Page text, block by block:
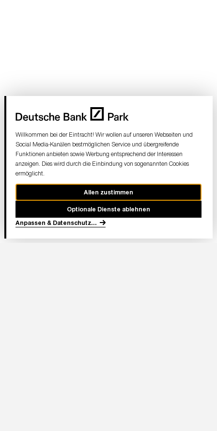
Willkommen bei der Eintracht! Wir wollen auf unseren Webseiten und
Social Media-Kanälen bestmöglichen Service und übergreifende
Funktionen anbieten sowie Werbung entsprechend der Interessen
anzeigen. Dies wird durch die Einbindung von sogenannten Cookies
ermöglicht.
Allen zustimmen
Optionale Dienste ablehnen
Anpassen & Datenschutz...